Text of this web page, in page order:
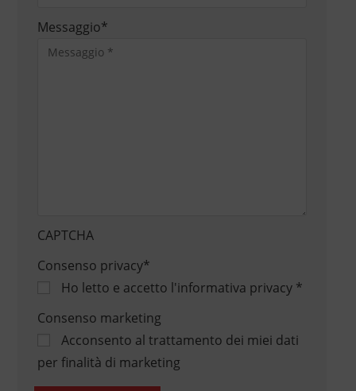
Messaggio*
CAPTCHA
Consenso privacy*
Ho letto e accetto l'informativa privacy*
Consenso marketing
Acconsento al trattamento dei miei dati
per finalità di marketing